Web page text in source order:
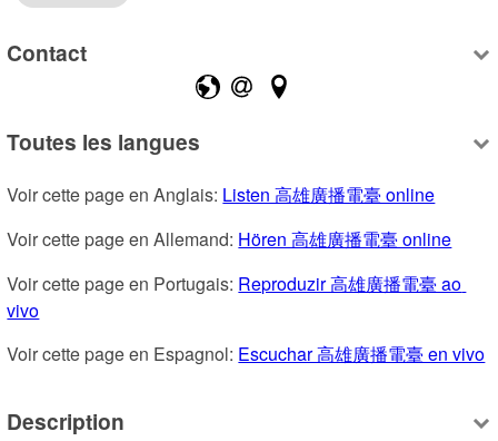
Contact
Toutes les langues
Voir cette page en Anglais: Listen 高雄廣播電臺 online
Voir cette page en Allemand: Hören 高雄廣播電臺 online
Voir cette page en Portugais: Reproduzir 高雄廣播電臺 ao
vivo
Voir cette page en Espagnol: Escuchar 高雄廣播電臺 en vivo
Description